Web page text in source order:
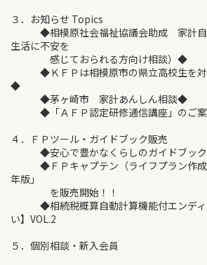
３．お知らせ Topics
◆相模原社会福祉協議会助成 家計自
生活に不安を
感じておられる方向け相談）◆
◆ＫＦＰは相模原市の県立高校生を対
◆
◆茅ヶ崎市 家計あんしん相談◆
◆「ＡＦＰ認定研修通信講座」のご
４．ＦＰツール・ガイドブック販売
◆安心で豊かなくらしのガイドブック
◆ＦＰキャプテン（ライフプラン作成
年版」
を販売開始！！
◆相続税概算自動計算機能付エンディ
い】VOL.2
５．個別相談・新入会員